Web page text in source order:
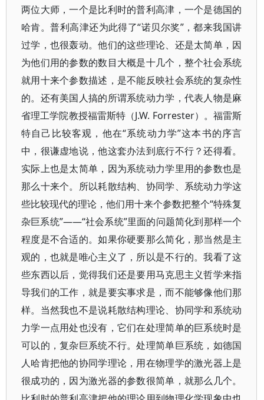
两位大师，一个是比利时的普利高津，一个是德国的
哈肯。普利高津还为此得了“诺贝尔奖”，都来我国讲
过学，也很轰动。他们的这些理论、还是太简单，因
为他们用的参数的数目大概是十几个，整个社会系统
就用十来个参数描述，是不能反映社会系统的复杂性
的。还有美国人搞的所谓系统动力学，代表人物是麻
省理工学院教授福雷斯特（J.W. Forrester）。福雷斯
特自己比较客观，他在“系统动力学”这本书的序言
中，很谦虚地说，他这套办法到底行不行？还得看。
实际上也是太简单，因为系统动力学里用的参数也是
那么十来个。所以耗散结构、协同学、系统动力学这
些比较现代的理论，他们用十来个参数把整个“特殊复
杂巨系统”——“社会系统”里面的问题简化到那样一个
程度是不合适的。如果你硬要那么简化，那当然是主
观的，也就是唯心主义了，所以是不行的。我看了这
些东西以后，觉得我们还是要用马克思主义哲学来指
导我们的工作，就是要实事求是，而不能够像他们那
样。当然我也不是说耗散结构理论、协同学和系统动
力学一点用处也没有，它们在处理简单的巨系统时是
可以的，复杂巨系统不行。处理简单巨系统，如德国
人哈肯把他的协同学理论，用在物理学的激光器上是
很成功的，因为激光器的参数很简单，就那么几个。